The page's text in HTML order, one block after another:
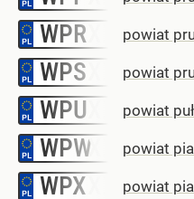
WPR powiat
WPS powiat
WPU powiat
WPW powiat
WPX powiat